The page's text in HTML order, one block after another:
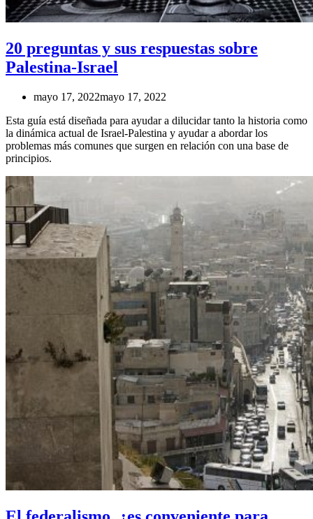
20 preguntas y sus respuestas sobre
Palestina-Israel
mayo 17, 2022mayo 17, 2022
Esta guía está diseñada para ayudar a dilucidar tanto la historia como
la dinámica actual de Israel-Palestina y ayudar a abordar los
problemas más comunes que surgen en relación con una base de
principios.